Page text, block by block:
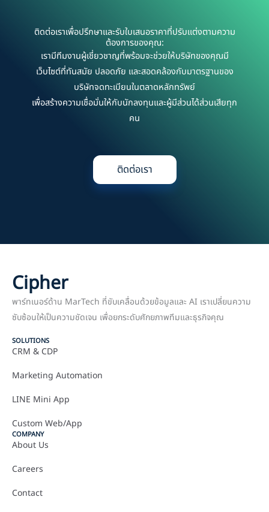
ติดต่อเราเพื่อปรึกษาและรับใบเสนอราคาที่ปรับแต่งตามความ
ต้องการของคุณ:
เรามีทีมงานผู้เชี่ยวชาญที่พร้อมจะช่วยให้บริษัทของคุณมี
เว็บไซต์ที่ทันสมัย ปลอดภัย และสอดคล้องกับมาตรฐานของ
บริษัทจดทะเบียนในตลาดหลักทรัพย์
เพื่อสร้างความเชื่อมั่นให้กับนักลงทุนและผู้มีส่วนได้ส่วนเสียทุก
คน
ติดต่อเรา
Cipher
พาร์ทเนอร์ด้าน MarTech ที่ขับเคลื่อนด้วยข้อมูลและ AI เราเปลี่ยนความ
ซับซ้อนให้เป็นความชัดเจน เพื่อยกระดับศักยภาพทีมและธุรกิจคุณ
SOLUTIONS
CRM & CDP
Marketing Automation
LINE Mini App
Custom Web/App
COMPANY
About Us
Careers
Contact